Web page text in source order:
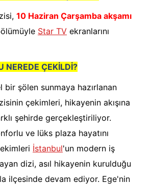
10 Haziran Çarşamba akşamı
Star TV ekranlarını
NEREDE ÇEKİLDİ?
bir şölen sunmaya hazırlanan
çekimleri, hikayenin akışına
şehirde gerçekleştiriliyor.
ve lüks plaza hayatını
İstanbul'un modern iş
dizi, asıl hikayenin kurulduğu
ilçesinde devam ediyor. Ege'nin